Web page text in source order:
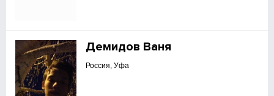
Демидов Ваня
Россия, Уфа